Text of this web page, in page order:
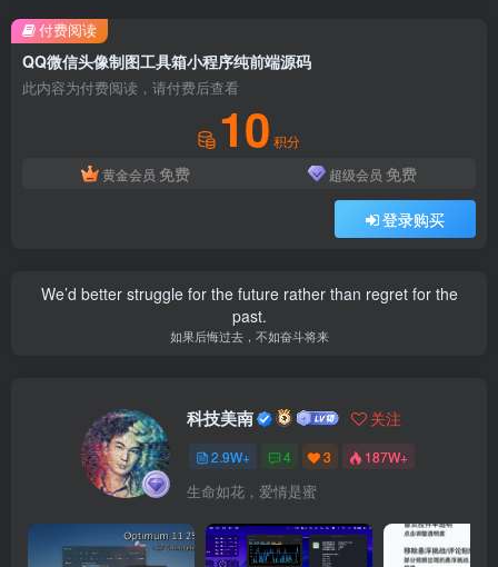
QQ微信头像制图工具箱小程序纯前端源码
此内容为付费阅读，请付费后查看
10 积分
黄金会员 免费 超级会员 免费
登录购买
付费阅读
We’d better struggle for the future rather than regret for the
past.
如果后悔过去，不如奋斗将来
科技美南 关注
2.9W+ 4 3 187W+
生命如花，爱情是蜜